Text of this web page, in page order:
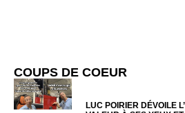
COUPS DE COEUR
LUC POIRIER DÉVOILE